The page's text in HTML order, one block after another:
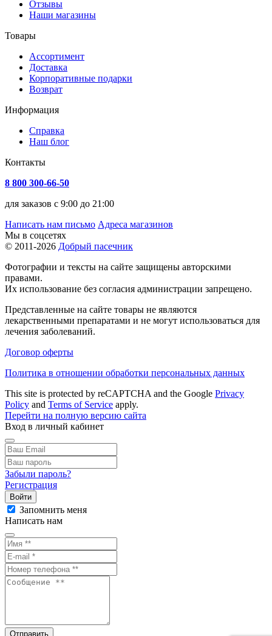
Отзывы
Наши магазины
Товары
Ассортимент
Доставка
Корпоративные подарки
Возврат
Информация
Справка
Наш блог
Контакты
8 800 300-66-50
для заказов с 9:00 до 21:00
Написать нам письмо Адреса магазинов
Мы в соцсетях
© 2011-2026 Добрый пасечник
Фотографии и тексты на сайте защищены авторскими
правами.
Их использование без согласия администрации запрещено.
Представленные на сайте товары не являются
лекарственными препаратами и не могут использоваться для
лечения заболеваний.
Договор оферты
Политика в отношении обработки персональных данных
This site is protected by reCAPTCHA and the Google Privacy
Policy and Terms of Service apply.
Перейти на полную версию сайта
Вход в личный кабинет
Забыли пароль?
Регистрация
Войти
Запомнить меня
Написать нам
Отправить